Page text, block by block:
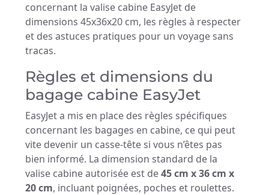
concernant la valise cabine EasyJet de
dimensions 45x36x20 cm, les règles à respecter
et des astuces pratiques pour un voyage sans
tracas.
Règles et dimensions du
bagage cabine EasyJet
EasyJet a mis en place des règles spécifiques
concernant les bagages en cabine, ce qui peut
vite devenir un casse-tête si vous n’êtes pas
bien informé. La dimension standard de la
valise cabine autorisée est de45 cm x 36 cm x
20 cm, incluant poignées, poches et roulettes.